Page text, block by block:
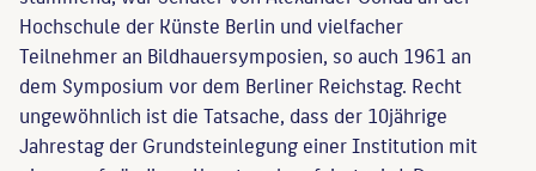
Hochschule der Künste Berlin und vielfacher
Teilnehmer an Bildhauersymposien, so auch 1961 an
dem Symposium vor dem Berliner Reichstag. Recht
ungewöhnlich ist die Tatsache, dass der 10jährige
Jahrestag der Grundsteinlegung einer Institution mit